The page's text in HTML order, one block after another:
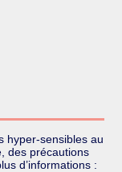
hyper-sensibles au
des précautions
d’informations :